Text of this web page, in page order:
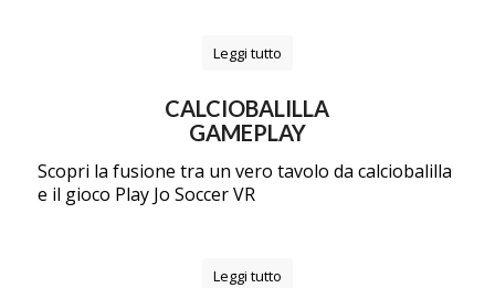
Leggi tutto
CALCIOBALILLA
GAMEPLAY
Scopri la fusione tra un vero tavolo da calciobalilla
e il gioco Play Jo Soccer VR
Leggi tutto